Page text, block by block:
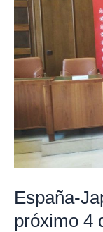
España-
próximo 4
fútbol
sala,
el
próximo
de
diciembre
en
Jorge
Garbajosa